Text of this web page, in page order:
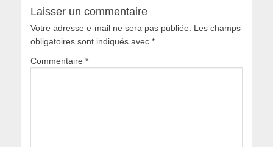
Laisser un commentaire
Votre adresse e-mail ne sera pas publiée.
Les champs
obligatoires sont indiqués avec *
Commentaire *